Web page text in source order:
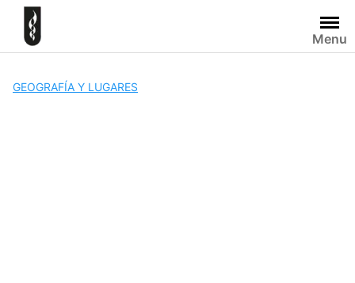
Skip
content
Menu
GEOGRAFÍA Y LUGARES